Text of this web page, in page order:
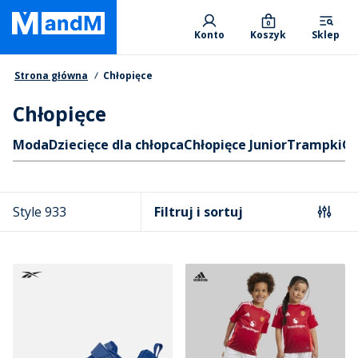
Skip
main
content
Primary departments
Konto Koszyk
0
Sklep
Nawigacja okruszkowa
Strona główna Chłopięce
Chłopięce
Skróty
ModaDziecięce dla chłopcaChłopięce JuniorTrampki
Style 933 Filtruj i sortuj